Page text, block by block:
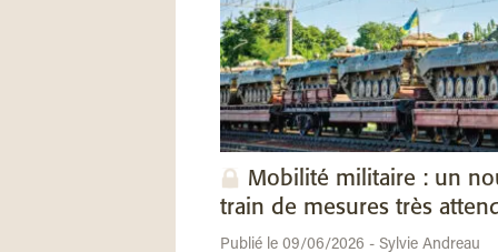
Mobilité militaire : un
train de mesures très
Publié le 09/06/2026 - Sylvie Andreau